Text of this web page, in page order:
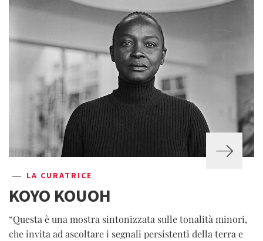
LA CURATRICE
KOYO KOUOH
“Questa è una mostra sintonizzata sulle tonalità minori,
che invita ad ascoltare i segnali persistenti della terra e